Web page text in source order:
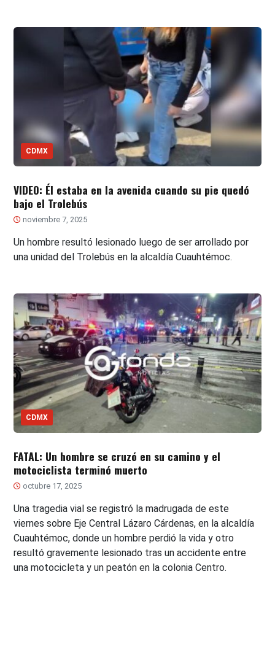
CDMX
VIDEO: Él estaba en la avenida cuando su pie quedó
bajo el Trolebús
noviembre 7, 2025
Un hombre resultó lesionado luego de ser arrollado por
una unidad del Trolebús en la alcaldía Cuauhtémoc.
CDMX
FATAL: Un hombre se cruzó en su camino y el
motociclista terminó muerto
octubre 17, 2025
Una tragedia vial se registró la madrugada de este
viernes sobre Eje Central Lázaro Cárdenas, en la alcaldía
Cuauhtémoc, donde un hombre perdió la vida y otro
resultó gravemente lesionado tras un accidente entre
una motocicleta y un peatón en la colonia Centro.